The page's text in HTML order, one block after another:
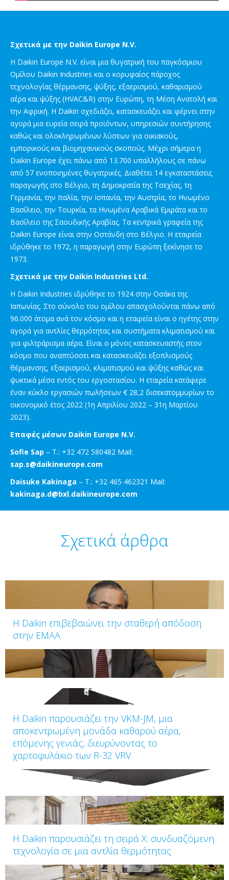
Σχετικά με την Daikin Europe N.V.
Η Daikin Europe N.V. είναι μια θυγατρική του παγκόσμιου
Ομίλου Daikin Industries και ο κορυφαίος πάροχος
τεχνολογίας θέρμανσης, ψύξης, εξαερισμού, καθαρισμού
αέρα και ψύξης (HVAC&R) στην Ευρώπη, τη Μέση Ανατολή και
την Αφρική. Η Daikin σχεδιάζει, κατασκευάζει και φέρνει στην
αγορά μια ευρεία σειρά προϊόντων, υπηρεσιών συντήρησης
καθώς και ολοκληρωμένων λύσεων για οικιακούς,
εμπορικούς και βιομηχανικούς σκοπούς. Μέχρι σήμερα η
Daikin Europe έχει πάνω από 13.700 υπαλλήλους σε πάνω
από 57 ενοποιημένες θυγατρικές. Διαθέτει 14 εγκαταστάσεις
παραγωγής στο Βέλγιο, τη Δημοκρατία της Τσεχίας, τη
Γερμανία, την Ιταλία, την Ισπανία, την Αυστρία, το Ηνωμένο
Βασίλειο, την Τουρκία, τα Ηνωμένα Αραβικά Εμιράτα και το
Βασίλειο της Σαουδικής Αραβίας. Τα κεντρικά γραφεία της
Daikin Europe είναι στην Οστάνδη στο Βέλγιο. Η εταιρεία
ιδρύθηκε το 1972, η παραγωγή στην Ευρώπη ξεκίνησε το
1973.
Σχετικά με την Daikin Industries Ltd.
Η Daikin Industries ιδρύθηκε το 1924 στην Οσάκα της
Ιαπωνίας. Στο σύνολο του ομίλου απασχολούνται πάνω από
96.000 άτομα ανά τον κόσμο και η εταιρεία είναι ο ηγέτης στην
αγορά για αντλίες θερμότητας και συστήματα κλιματισμού και
για φιλτράρισμα αέρα. Είναι ο μόνος κατασκευαστής στον
κόσμο που αναπτύσσει και κατασκευάζει εξοπλισμούς
θέρμανσης, εξαερισμού, κλιματισμού και ψύξης καθώς και
ψυκτικά μέσα εντός του εργοστασίου. Η εταιρεία κατάφερε
έναν κύκλο εργασιών πωλήσεων € 28,2 δισεκατομμυρίων το
οικονομικό έτος 2022 (1η Απριλίου 2022 – 31η Μαρτίου
2023).
Επαφές μέσων Daikin Europe N.V.
Sofie Sap – T.: +32 472 580482 Mail:
sap.s@daikineurope.com
Daisuke Kakinaga – T.: +32 465 462321 Mail:
kakinaga.d@bxl.daikineurope.com
Σχετικά άρθρα
Η Daikin επιβεβαιώνει την σταθερή απόδοση
στην ΕΜΑΑ
Η Daikin παρουσιάζει την VKM-JM, μια
αποκεντρωμένη μονάδα καθαρού αέρα,
επόμενης γενιάς, διευρύνοντας το
χαρτοφυλάκιο των R-32 VRV
Η Daikin παρουσιάζει τη σειρά Χ: συνδυαζόμενη
τεχνολογία σε μια αντλία θερμότητας